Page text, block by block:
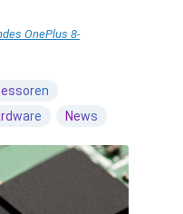
OnePlus 8-
News